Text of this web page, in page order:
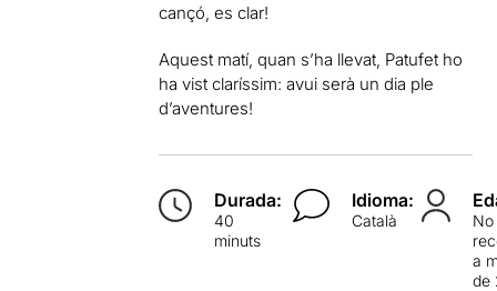
cançó, es clar!
Aquest matí, quan s’ha llevat, Patufet ho
ha vist claríssim: avui serà un dia ple
d’aventures!
Durada:
40
minuts
Idioma:
Català
No
a
de